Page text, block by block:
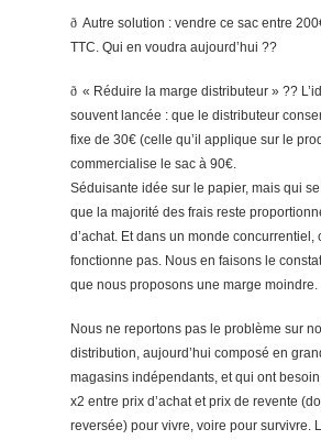
ð Autre solution : vendre ce sac entre
TTC. Qui en voudra aujourd’hui ??
ð « Réduire la marge distributeur » ??
souvent lancée : que le distributeur
fixe de 30€ (celle qu’il applique sur le
commercialise le sac à 90€.
Séduisante idée sur le papier, mais qui
que la majorité des frais reste
d’achat. Et dans un monde concurrentiel,
fonctionne pas. Nous en faisons le
que nous proposons une marge moindre.
Nous ne reportons pas le problème sur
distribution, aujourd’hui composé en
magasins indépendants, et qui ont
x2 entre prix d’achat et prix de revente
reversée) pour vivre, voire pour survivre.